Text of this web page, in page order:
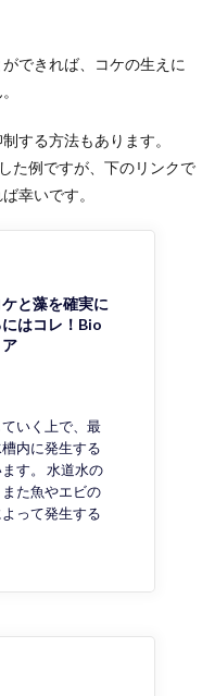
できれば、コケの生えに
する方法もあります。
た例ですが、下のリンクで
幸いです。
と藻を確実に
はコレ！Bio
いく上で、最
内に発生する
す。 水道水の
た魚やエビの
って発生する